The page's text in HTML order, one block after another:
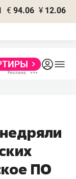
€ 94.06 ¥ 12.06
ПО